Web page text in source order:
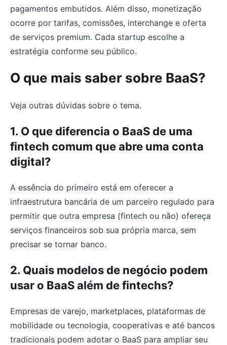
pagamentos embutidos. Além disso, monetização
ocorre por tarifas, comissões, interchange e oferta
de serviços premium. Cada startup escolhe a
estratégia conforme seu público.
O que mais saber sobre BaaS?
Veja outras dúvidas sobre o tema.
1. O que diferencia o BaaS de uma
fintech comum que abre uma conta
digital?
A essência do primeiro está em oferecer a
infraestrutura bancária de um parceiro regulado para
permitir que outra empresa (fintech ou não) ofereça
serviços financeiros sob sua própria marca, sem
precisar se tornar banco.
2. Quais modelos de negócio podem
usar o BaaS além de fintechs?
Empresas de varejo, marketplaces, plataformas de
mobilidade ou tecnologia, cooperativas e até bancos
tradicionais podem adotar o BaaS para ampliar seu